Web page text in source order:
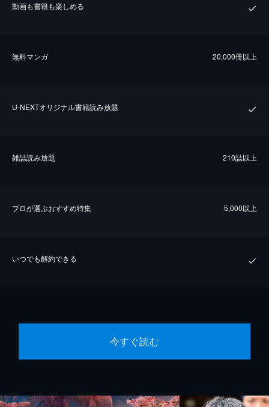
動画も書籍も楽しめる
無料マンガ 20,000冊以上
U-NEXTオリジナル書籍読み放題
雑誌読み放題 210誌以上
プロが選ぶおすすめ特集 5,000以上
いつでも解約できる
今すぐ読む